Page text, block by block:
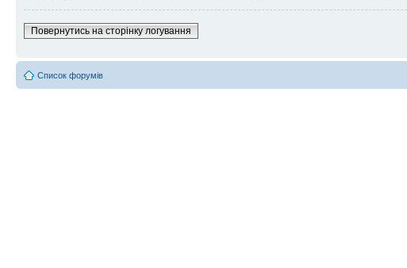
Повернутись на сторінку логування
Список форумів